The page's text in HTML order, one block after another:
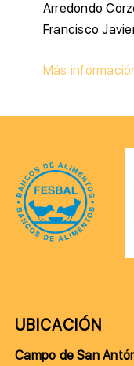
Arredondo
Francisco
Más
UBICACIÓN
Campo de San